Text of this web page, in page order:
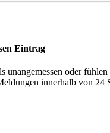
Eintrag
unangemessen oder
innerhalb von 24